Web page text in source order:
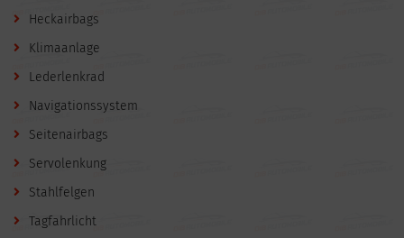
Heckairbags
Klimaanlage
Lederlenkrad
Navigationssystem
Seitenairbags
Servolenkung
Stahlfelgen
Tagfahrlicht